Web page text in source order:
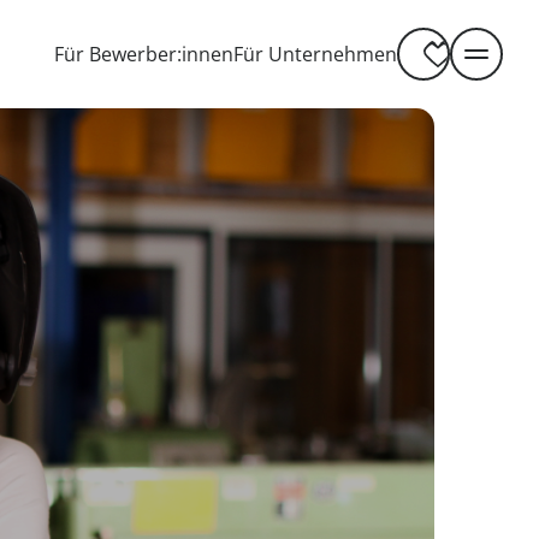
Für Bewerber:innenFür Unternehmen